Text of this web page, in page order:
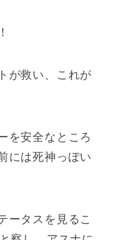
が救い、これが
を安全なところ
には死神っぽい
ータスを見るこ